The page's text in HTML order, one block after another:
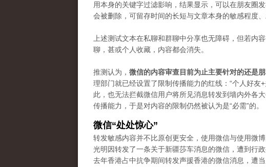
用本身的关键字过滤影响，结果显示，可以在朋友圈
会被删除，可留存时间的长短与文章本身的敏感程度
上述测试文本在私聊和群聊中分享也无障碍，但若内
聊，甚或个人收藏，内容都会消失。
推测认为， 微信的内容审查目前为止主要针对的还是
理部门就已经设置了限制传播能力的红线：“个人好
此，也无法拦截微信用户将所见消息转发到墙内外各
传播能力，于是对内容的限制仍然被认为是“必需”的。
微信“处处惊心”
转发敏感内容并不比原创更安全，使用微信与使用微
光明因转发了一条关于新疆莎车消息的微信，遭到行
去年香港占中抗争期间转发声援香港的微信消息，遭